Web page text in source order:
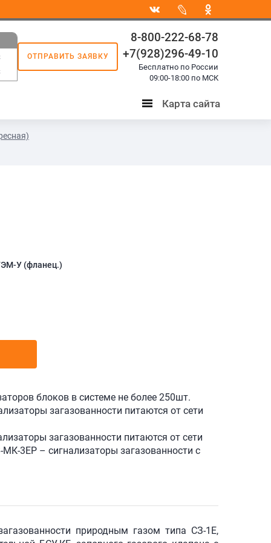
ОТПРАВИТЬ ЗАЯВКУ
8-800-222-68-78
+7(928)296-49-10
Бесплатно по России
09:00-18:00 по МСК
Карта
сайта
Карта сайта
У (фланец.)
блоков в системе не более 250шт.
загазованности питаются от сети
загазованности питаются от сети
3ЕР – сигнализаторы загазованности с
природным газом типа СЗ-1Е,